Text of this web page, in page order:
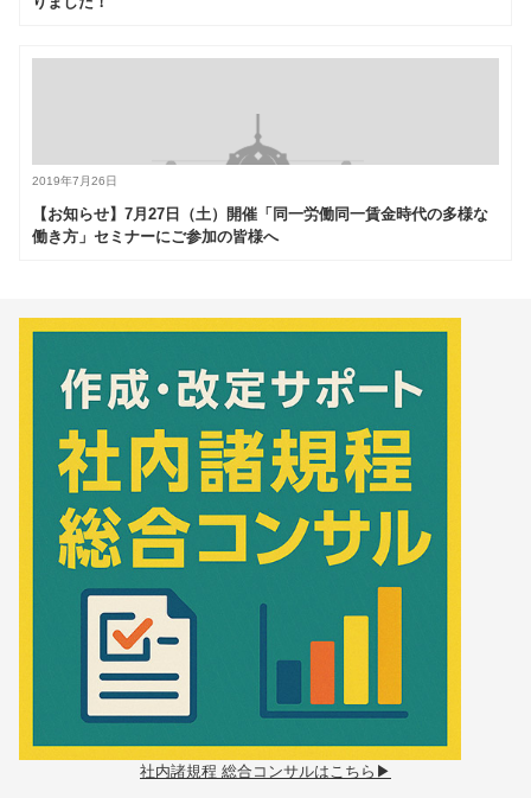
2019年7月26日
【お知らせ】7月27日（土）開催「同一労働同一賃金時代の多様な
働き方」セミナーにご参加の皆様へ
社内諸規程 総合コンサルはこちら▶